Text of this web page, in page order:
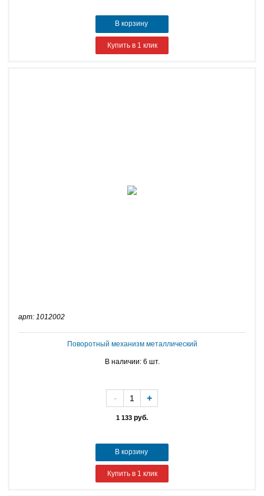
В корзину
Купить в 1 клик
арт: 1012002
Поворотный механизм металлический
В наличии: 6 шт.
1 133 руб.
- +
В корзину
Купить в 1 клик